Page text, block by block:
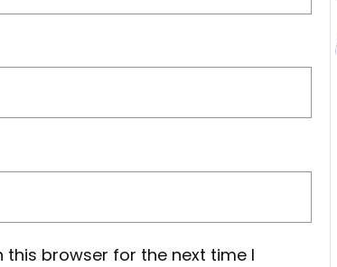
this browser for the next time I